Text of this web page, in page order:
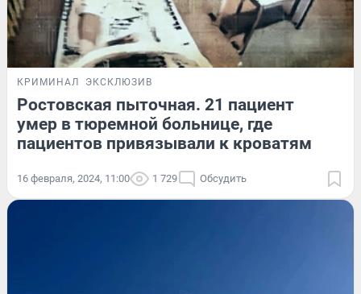
КРИМИНАЛ ЭКСКЛЮЗИВ
Ростовская пыточная. 21 пациент
умер в тюремной больнице, где
пациентов привязывали к кроватям
16 февраля, 2024, 11:00 1 729 Обсудить